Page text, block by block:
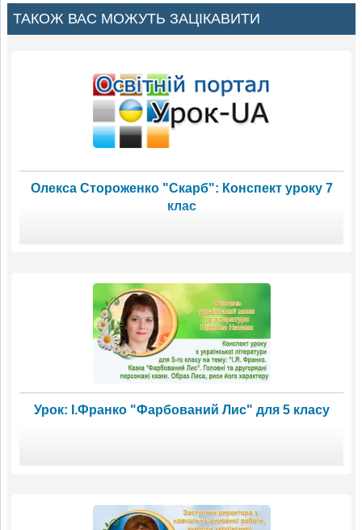
ТАКОЖ ВАС МОЖУТЬ ЗАЦІКАВИТИ
Олекса Стороженко "Скарб": Конспект уроку 7
клас
Урок: І.Франко "Фарбований Лис" для 5 класу